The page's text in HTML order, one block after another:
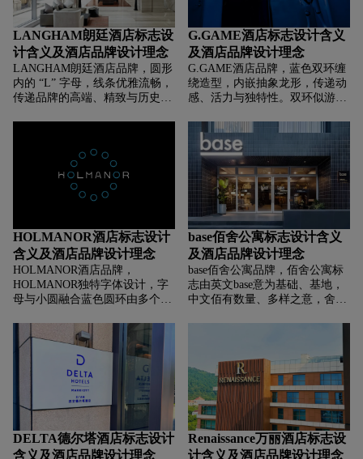
中式文化中吉祥、庄重的意象，
传递出酒店温馨、高端且富有文
化氛围的品牌形象，助力在市场
中树立“中式文化特色旅居” 的识
别标签。
LANGHAM朗廷酒店标志设
计含义及酒店品牌设计理念
LANGHAM朗廷酒店品牌，‌‌‌圆形
内的 “L” 字母，线条优雅流畅，
传递品牌的高端、精致与历史底
店品牌的沉稳与格调；金色系 ）
象征高贵、品质，朗廷作为奢华
酒店品牌的定位，传递出优雅、
温馨的品牌气质，助力塑造 “百
识。
G.GAME酒店标志设计含义
及酒店品牌设计理念
G.GAME酒店品牌，‌‌‌蓝色双环缠
绕造型，内嵌抽象龙形，传递动
感、活力与独特性。双环似游戏
形增添文化张力与神秘趣味，寓
意酒店以游戏为核心，打造充满
活力、具文化融合感的沉浸式体
验 。G字母强化识别“GAME突
出游戏主题，整体塑造游戏活力
独特体验，颜色为蓝色显科技、
活力，展现品牌的潮流与创新的
品牌形象。
HOLMANOR酒店标志设计
含义及酒店品牌设计理念
HOLMANOR酒店品牌，‌‌‌
HOLMANOR独特字体设计，字
母与小圆融合蓝色圆环由多个小
品牌追求创新、具融合互动的特
质，寓意如光环般围绕、守护，
给人专业、可靠印象。
base佰舍公寓标志设计含义
及酒店品牌设计理念
base佰舍公寓品牌，‌‌‌佰舍公寓标
志由英文base意为基础、基地，
中文佰有数量、多样之意，舍代
牌形象。洁的黑白色调，字体现
代且具辨识度，展现品牌的简
约、时尚与专业。
DELTA德尔塔酒店标志设计
含义及酒店品牌设计理念
Renaissance万丽酒店标志设
计含义及酒店品牌设计理念